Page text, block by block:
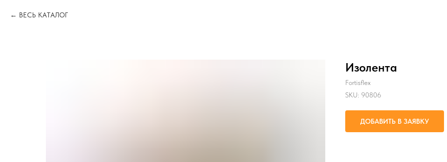
ВЕСЬ КАТАЛОГ
Изолента
Fortisflex
SKU: 90806
ДОБАВИТЬ В ЗАЯВКУ